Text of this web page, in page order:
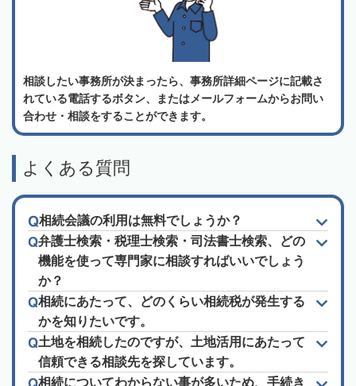
相談したい事務所が決まったら、事務所詳細ページに記載さ
れている電話するボタン、またはメールフォームからお問い
合わせ・相談をすることができます。
よくある質問
相続会議の利用は無料でしょうか？
弁護士検索・税理士検索・司法書士検索、どの
機能を使って専門家に相談すればいいでしょう
か？
相続にあたって、どのくらい相続税が発生する
かを知りたいです。
土地を相続したのですが、土地活用にあたって
信頼できる相談先を探しています。
相続についてわからない事が多いため、手続き